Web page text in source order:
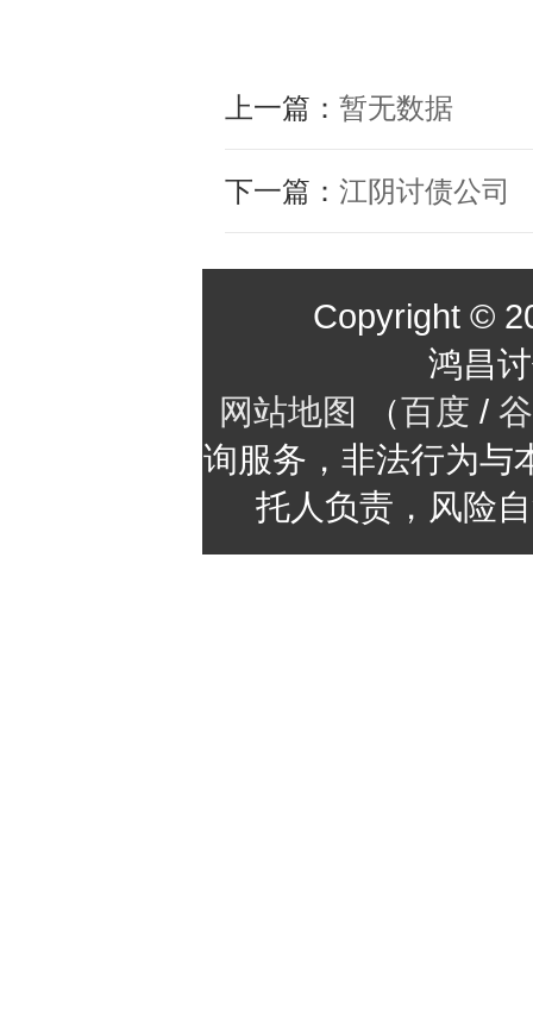
上一篇：暂无数据
下一篇：江阴讨债公司
Copyright ©
鸿昌
网站地图
（百度 /
询服务，非法行为与
托人负责，风险